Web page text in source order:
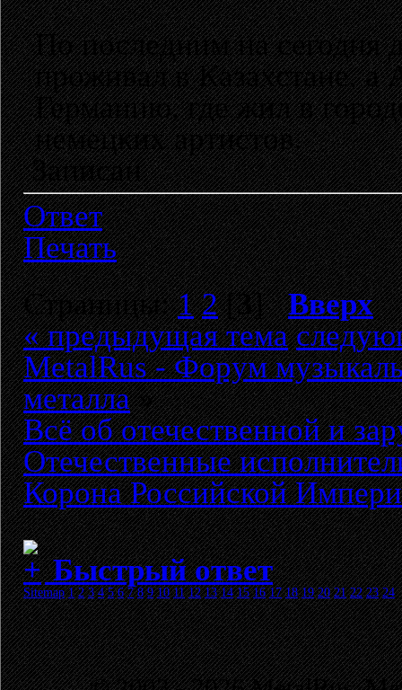
По последним на
проживал в Казахстане, а
Германию, где жил в
немецких артистов.
Записан
Ответ
Печать
Страницы:1 2[3]Вверх
« предыдущая тема
MetalRus - Форум
металла»
Всё об отечественной и
Отечественные
Корона Российской
Быстрый ответ
Sitemap 1 2 3 4 5 6 7 8 9 10 11 12 13 14 15 16 17 18 19 20 21 22 23 24